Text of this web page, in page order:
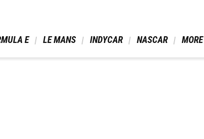
E LE MANS INDYCAR NASCAR MORE